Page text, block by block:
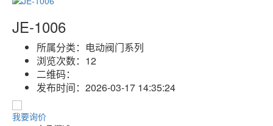
JE-1006
所属分类： 电动阀门系列
浏览次数： 12
二维码：
发布时间： 2026-03-17 14:35:24
我要询价